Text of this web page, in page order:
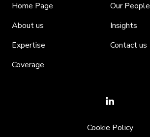
Home Page
About us
Expertise
Coverage
Our People
Insights
Contact us
Cookie Policy